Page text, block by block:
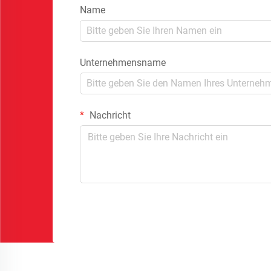
Name
Unternehmensname
Nachricht